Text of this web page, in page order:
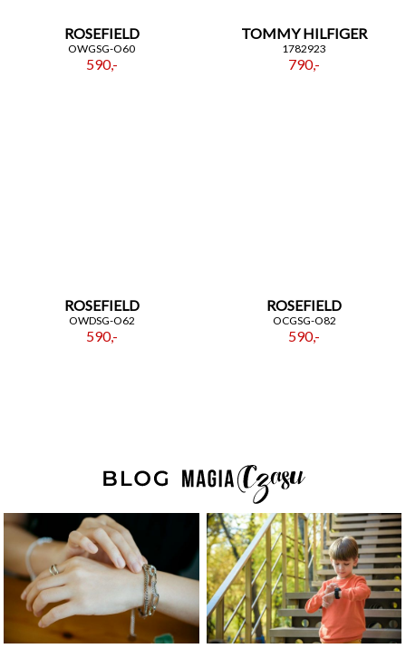
ROSEFIELD
OWGSG-O60
590,-
TOMMY HILFIGER
1782923
790,-
ROSEFIELD
OWDSG-O62
590,-
ROSEFIELD
OCGSG-O82
590,-